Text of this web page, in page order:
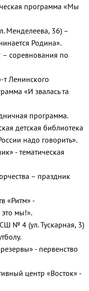
программа «Мы
Менделеева, 36) –
Родина».
соревнования по
Ленинского
«И звалась та
программа.
детская библиотека
надо говорить».
- тематическая
– праздник
«Ритм» -
это мы!».
№ 4 (ул. Тускарная, 3)
- первенство
центр «Восток» -